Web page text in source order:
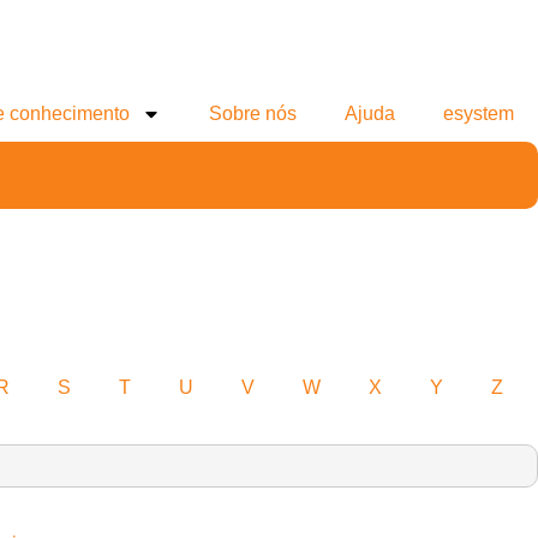
conhecimento Sobre nós Ajuda esystem
S T U V W X Y Z